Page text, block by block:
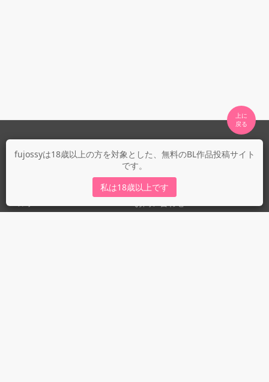
fujossyは18歳以上の方を対象とした、無料のBL作品投稿サイト
です。
私は18歳以上です
上に
fujossyについて
fujossy運営ブログ